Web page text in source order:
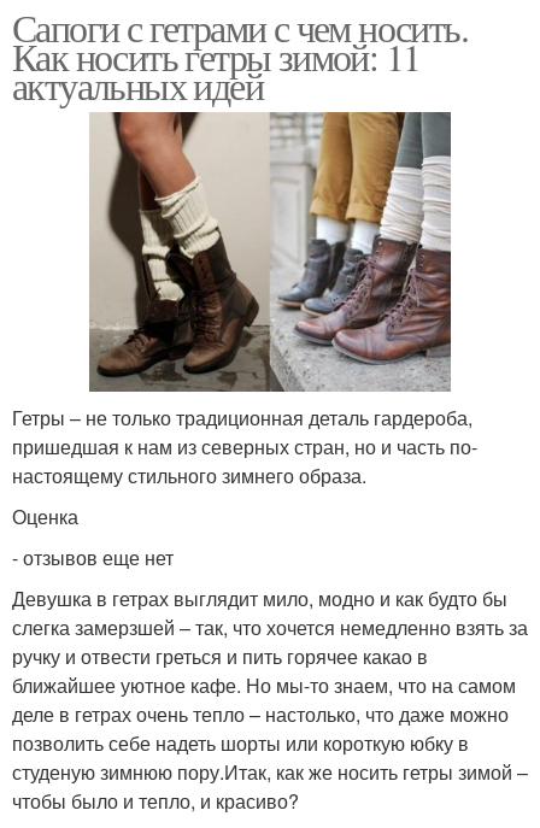
Сапоги с гетрами с чем носить.
Как носить гетры зимой: 11
актуальных идей
Гетры – не только традиционная деталь гардероба,
пришедшая к нам из северных стран, но и часть по-
настоящему стильного зимнего образа.
Оценка
- отзывов еще нет
Девушка в гетрах выглядит мило, модно и как будто бы
слегка замерзшей – так, что хочется немедленно взять за
ручку и отвести греться и пить горячее какао в
ближайшее уютное кафе. Но мы-то знаем, что на самом
деле в гетрах очень тепло – настолько, что даже можно
позволить себе надеть шорты или короткую юбку в
студеную зимнюю пору.Итак, как же носить гетры зимой –
чтобы было и тепло, и красиво?